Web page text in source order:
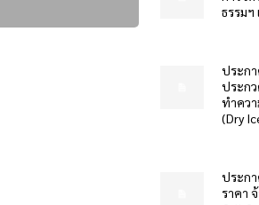
ธรรมฯ
ประก
ประกว
ทำคว
(Dry
ประก
ราคา